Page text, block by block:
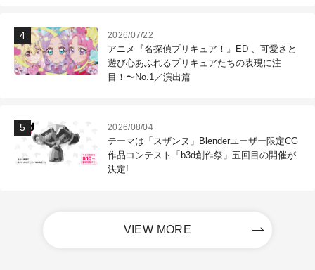
2026/07/22
アニメ『名探偵プリキュア！』ED 、可愛さと
遊び心あふれるプリキュアたちの表現に注
目！〜No.1／演出篇
2026/08/04
テーマは「スザンヌ」Blenderユーザー限定CG
作品コンテスト「b3d創作祭」五回目の開催が
決定!
VIEW MORE